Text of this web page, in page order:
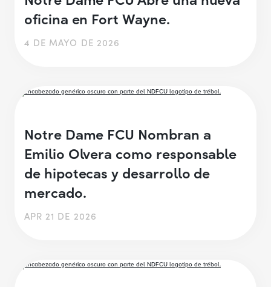
oficina en Fort Wayne.
4 DE MAYO DE 2026
Notre Dame FCU Nombran a
Emilio Olvera como responsable
de hipotecas y desarrollo de
mercado.
APR 21 DE 2026